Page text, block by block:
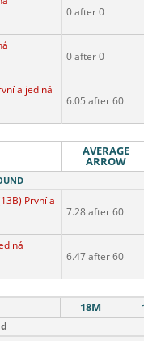
0 after 0
0 after 0
a jediná
6.05 after 60
AVERAGE
ARROW
První a jediná
7.28 after 60
6.47 after 60
18M